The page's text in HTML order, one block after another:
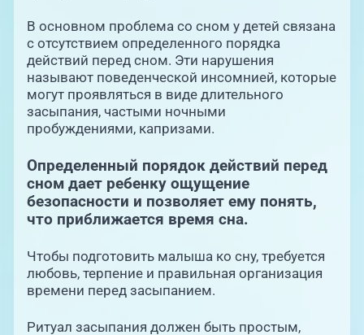
В основном проблема со сном у детей связана
с отсутствием определенного порядка
действий перед сном. Эти нарушения
называют поведенческой инсомнией, которые
могут проявляться в виде длительного
засыпания, частыми ночными
пробуждениями, капризами.
Определенный порядок действий перед
сном дает ребенку ощущение
безопасности и позволяет ему понять,
что приближается время сна.
Чтобы подготовить малыша ко сну, требуется
любовь, терпение и правильная организация
времени перед засыпанием.
Ритуал засыпания должен быть простым,